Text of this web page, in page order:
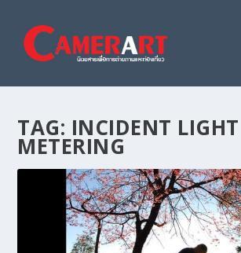
TAG: INCIDENT LIGHT
METERING